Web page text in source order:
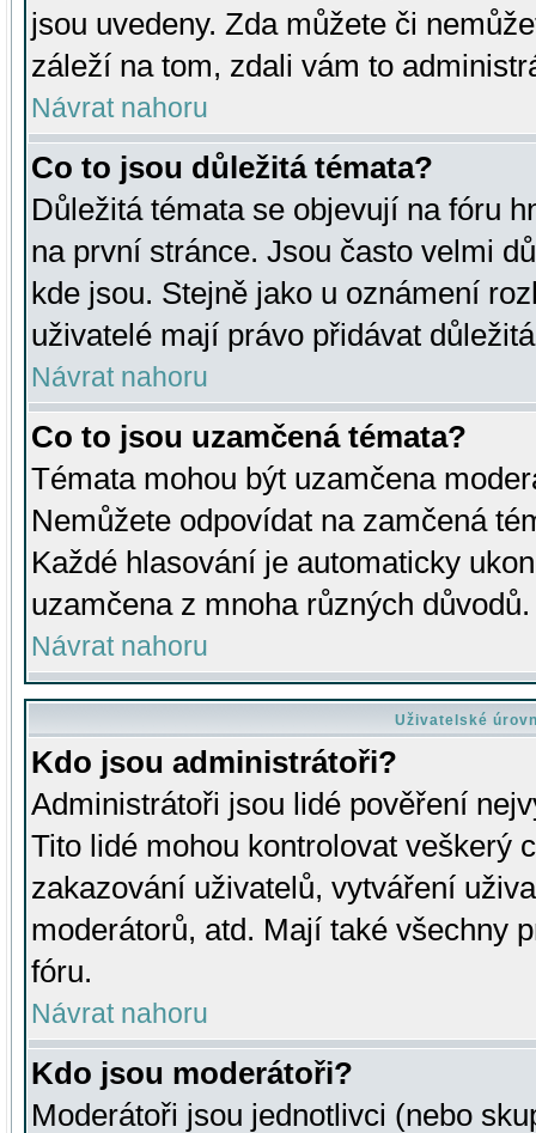
jsou uvedeny. Zda můžete či
záleží na tom, zdali vám to
Návrat nahoru
Co to jsou důležitá témata?
Důležitá témata se objevují na fóru
na první stránce. Jsou často velmi
kde jsou. Stejně jako u oznámení
uživatelé mají právo přidávat
Návrat nahoru
Co to jsou uzamčená témata?
Témata mohou být uzamčena
Nemůžete odpovídat na zamčená
Každé hlasování je automaticky
uzamčena z mnoha různých důvodů.
Návrat nahoru
Uživatelské
Kdo jsou administrátoři?
Administrátoři jsou lidé pověření
Tito lidé mohou kontrolovat veškerý
zakazování uživatelů, vytváření
moderátorů, atd. Mají také všechny
fóru.
Návrat nahoru
Kdo jsou moderátoři?
Moderátoři jsou jednotlivci (nebo